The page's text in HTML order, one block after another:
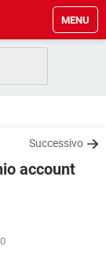
MENU
Successivo
account